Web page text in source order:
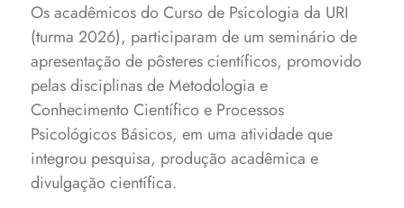
Os acadêmicos do Curso de Psicologia da URI
(turma 2026), participaram de um seminário de
apresentação de pôsteres científicos, promovido
pelas disciplinas de Metodologia e
Conhecimento Científico e Processos
Psicológicos Básicos, em uma atividade que
integrou pesquisa, produção acadêmica e
divulgação científica.